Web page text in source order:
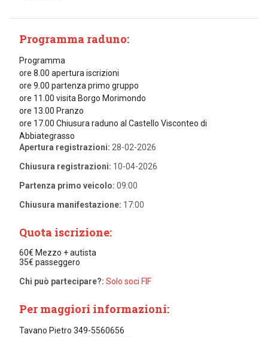
Programma raduno:
Programma
ore 8.00 apertura iscrizioni
ore 9.00 partenza primo gruppo
ore 11.00 visita Borgo Morimondo
ore 13.00 Pranzo
ore 17.00 Chiusura raduno al Castello Visconteo di
Abbiategrasso
Apertura registrazioni: 28-02-2026
Chiusura registrazioni: 10-04-2026
Partenza primo veicolo: 09:00
Chiusura manifestazione: 17:00
Quota iscrizione:
60€ Mezzo + autista
35€ passeggero
Chi può partecipare?: Solo soci FIF
Per maggiori informazioni:
Tavano Pietro 349-5560656